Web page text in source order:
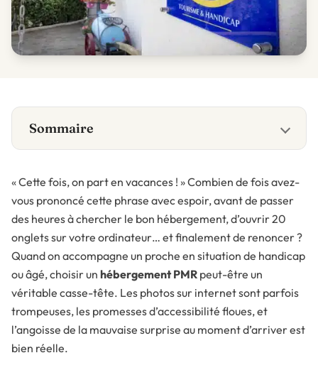
Sommaire
« Cette fois, on part en vacances ! » Combien de fois avez-
vous prononcé cette phrase avec espoir, avant de passer
des heures à chercher le bon hébergement, d’ouvrir 20
onglets sur votre ordinateur… et finalement de renoncer ?
Quand on accompagne un proche en situation de handicap
ou âgé, choisir un hébergement PMR peut-être un
véritable casse-tête. Les photos sur internet sont parfois
trompeuses, les promesses d’accessibilité floues, et
l’angoisse de la mauvaise surprise au moment d’arriver est
bien réelle.